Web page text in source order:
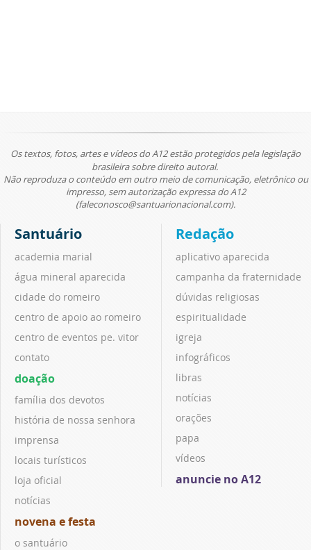
Os textos, fotos, artes e vídeos do A12 estão protegidos pela legislação
brasileira sobre direito autoral.
Não reproduza o conteúdo em outro meio de comunicação, eletrônico ou
impresso, sem autorização expressa do A12
(faleconosco@santuarionacional.com).
Santuário
academia marial
água mineral aparecida
cidade do romeiro
centro de apoio ao romeiro
centro de eventos pe. vitor
contato
doação
família dos devotos
história de nossa senhora
imprensa
locais turísticos
loja oficial
notícias
novena e festa
o santuário
Redação
aplicativo aparecida
campanha da fraternidade
dúvidas religiosas
espiritualidade
igreja
infográficos
libras
notícias
orações
papa
vídeos
anuncie no A12